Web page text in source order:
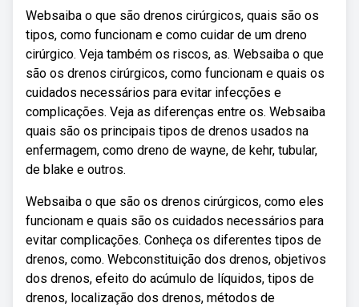
Websaiba o que são drenos cirúrgicos, quais são os
tipos, como funcionam e como cuidar de um dreno
cirúrgico. Veja também os riscos, as. Websaiba o que
são os drenos cirúrgicos, como funcionam e quais os
cuidados necessários para evitar infecções e
complicações. Veja as diferenças entre os. Websaiba
quais são os principais tipos de drenos usados na
enfermagem, como dreno de wayne, de kehr, tubular,
de blake e outros.
Websaiba o que são os drenos cirúrgicos, como eles
funcionam e quais são os cuidados necessários para
evitar complicações. Conheça os diferentes tipos de
drenos, como. Webconstituição dos drenos, objetivos
dos drenos, efeito do acúmulo de líquidos, tipos de
drenos, localização dos drenos, métodos de